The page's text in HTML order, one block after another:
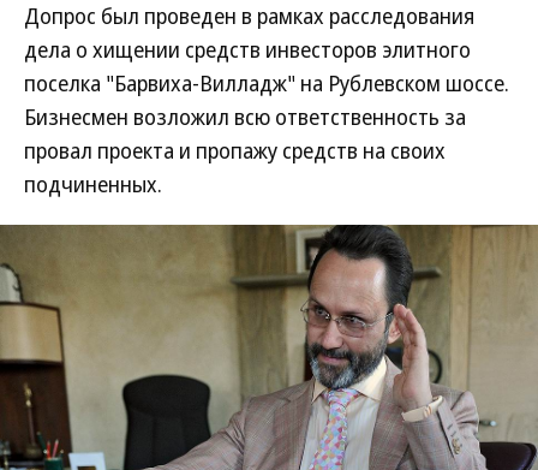
Допрос был проведен в рамках расследования
дела о хищении средств инвесторов элитного
поселка "Барвиха-Вилладж" на Рублевском шоссе.
Бизнесмен возложил всю ответственность за
провал проекта и пропажу средств на своих
подчиненных.